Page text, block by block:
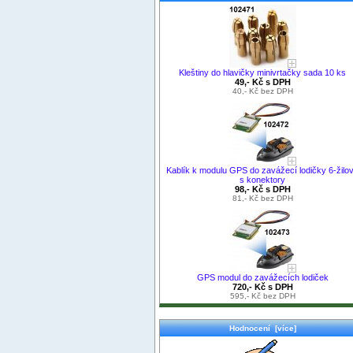
Kleštiny do hlavičky minivrtačky sada 10 ks
49,- Kč s DPH
40,- Kč bez DPH
Kablík k modulu GPS do zavážecí lodičky 6-
s konektory
98,- Kč s DPH
81,- Kč bez DPH
GPS modul do zavážecích lodiček
720,- Kč s DPH
595,- Kč bez DPH
Hodnocení [více]